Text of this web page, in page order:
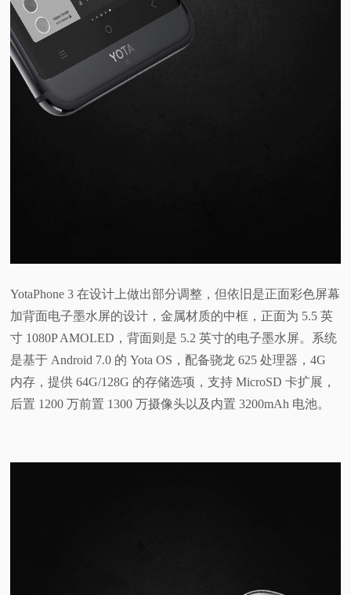
YotaPhone 3 在设计上做出部分调整，但依旧是正面彩色屏幕
加背面电子墨水屏的设计，金属材质的中框，正面为 5.5 英
寸 1080P AMOLED，背面则是 5.2 英寸的电子墨水屏。系统
是基于 Android 7.0 的 Yota OS，配备骁龙 625 处理器，4G
内存，提供 64G/128G 的存储选项，支持 MicroSD 卡扩展，
后置 1200 万前置 1300 万摄像头以及内置 3200mAh 电池。